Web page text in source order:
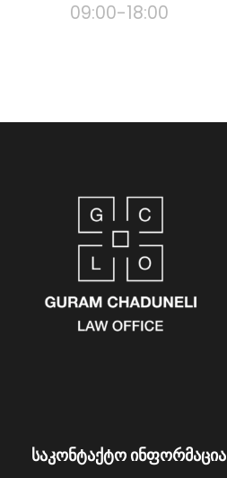
09:00-18:00
საკონტაქტო ინფორმაცია